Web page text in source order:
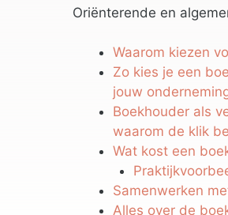
Oriënterende en
Waarom kiezen
Zo kies je een
jouw
Boekhouder als
waarom de klik
Wat kost een
Samenwerken
Alles over de